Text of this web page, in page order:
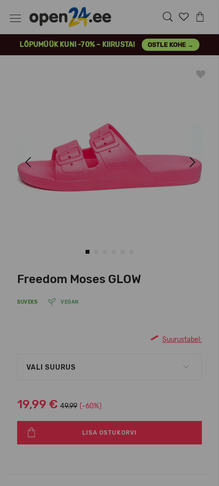
LÕPUMÜÜK KUNI -70% – KIIRUSTA! OSTLE KOHE →
Previous Next
Freedom Moses GLOW
SUVEKS VEGAN
Suurustabel:
VALI SUURUS
19,99 € 49.99 (-60%)
LISA OSTUKORVI